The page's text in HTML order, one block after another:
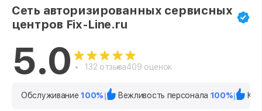
Сеть авторизированных сервисных
центров Fix-Line.ru
5.0 132 отзыва409 оценок
Обслуживание100% Вежливость персонала 100%